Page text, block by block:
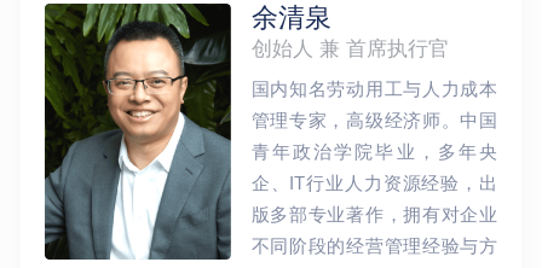
胡万军
联合创始人 兼 首席数字官
企业信息化专家，中国注册税
务师。致力于通过数字化技术
为客户提供专业服务，曾就职
于百度和拉手网，百度任期内
负责ERP项目推进，主持并参
与多项集团管理信息化项目。